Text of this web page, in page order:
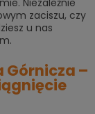
Niezależnie
zaciszu, czy
u nas
Górnicza –